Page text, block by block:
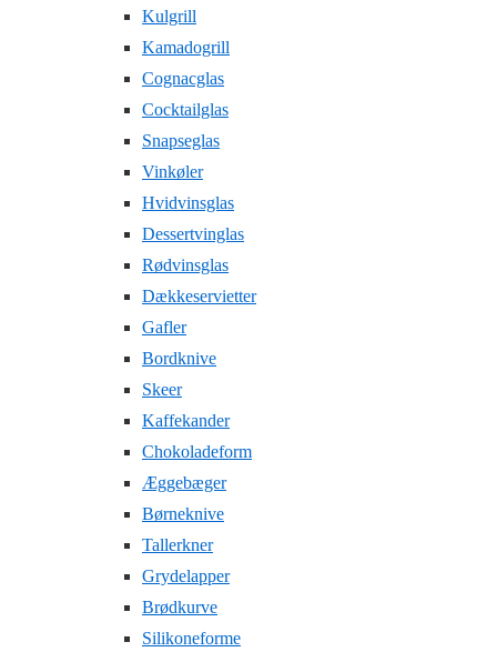
Kulgrill
Kamadogrill
Cognacglas
Cocktailglas
Snapseglas
Vinkøler
Hvidvinsglas
Dessertvinglas
Rødvinsglas
Dækkeservietter
Gafler
Bordknive
Skeer
Kaffekander
Chokoladeform
Æggebæger
Børneknive
Tallerkner
Grydelapper
Brødkurve
Silikoneforme